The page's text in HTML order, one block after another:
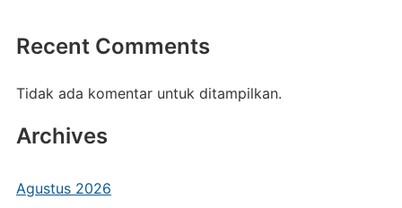
Recent Comments
Tidak ada komentar untuk ditampilkan.
Archives
Agustus 2026